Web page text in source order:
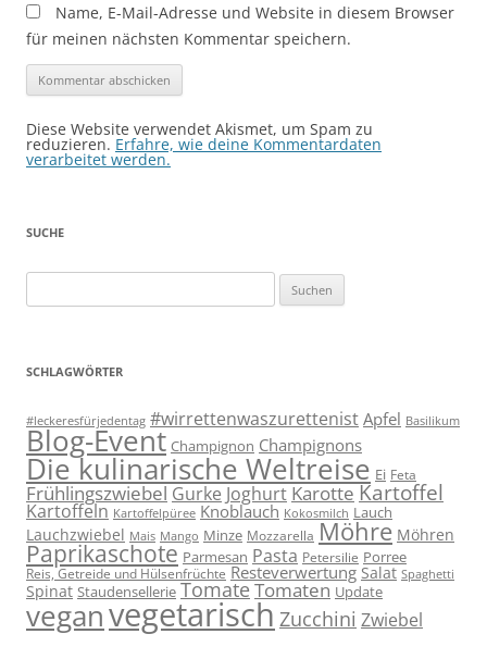
Name, E-Mail-Adresse und Website in diesem Browser
für meinen nächsten Kommentar speichern.
Diese Website verwendet Akismet, um Spam zu
reduzieren. Erfahre, wie deine Kommentardaten
verarbeitet werden.
SUCHE
nach:
SCHLAGWÖRTER
#leckeresfürjedentag #wirrettenwaszurettenist Apfel Basilikum
Blog-Event Champignon Champignons
Die kulinarische Weltreise Ei Feta
Frühlingszwiebel Gurke Joghurt Karotte Kartoffel
Kartoffeln Kartoffelpüree Knoblauch Kokosmilch Lauch
Lauchzwiebel Mais Mango Minze Mozzarella Möhre Möhren
Paprikaschote Parmesan Pasta Petersilie Porree
Reis, Getreide und Hülsenfrüchte Resteverwertung Salat Spaghetti
Spinat Staudensellerie TomateTomaten Update
veganvegetarisch Zucchini Zwiebel